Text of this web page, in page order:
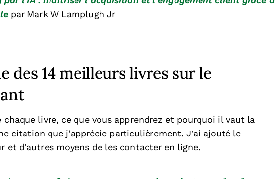
par Mark W Lamplugh Jr
des 14 meilleurs livres sur le
chaque livre, ce que vous apprendrez et pourquoi il vaut la
citation que j'apprécie particulièrement. J’ai ajouté le
et d’autres moyens de les contacter en ligne.